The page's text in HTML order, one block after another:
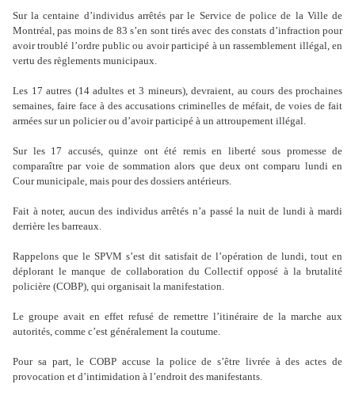
Sur la centaine d’individus arrêtés par le Service de police de la Ville de
Montréal, pas moins de 83 s’en sont tirés avec des constats d’infraction pour
avoir troublé l’ordre public ou avoir participé à un rassemblement illégal, en
vertu des règlements municipaux.
Les 17 autres (14 adultes et 3 mineurs), devraient, au cours des prochaines
semaines, faire face à des accusations criminelles de méfait, de voies de fait
armées sur un policier ou d’avoir participé à un attroupement illégal.
Sur les 17 accusés, quinze ont été remis en liberté sous promesse de
comparaître par voie de sommation alors que deux ont comparu lundi en
Cour municipale, mais pour des dossiers antérieurs.
Fait à noter, aucun des individus arrêtés n’a passé la nuit de lundi à mardi
derrière les barreaux.
Rappelons que le SPVM s’est dit satisfait de l’opération de lundi, tout en
déplorant le manque de collaboration du Collectif opposé à la brutalité
policière (COBP), qui organisait la manifestation.
Le groupe avait en effet refusé de remettre l’itinéraire de la marche aux
autorités, comme c’est généralement la coutume.
Pour sa part, le COBP accuse la police de s’être livrée à des actes de
provocation et d’intimidation à l’endroit des manifestants.